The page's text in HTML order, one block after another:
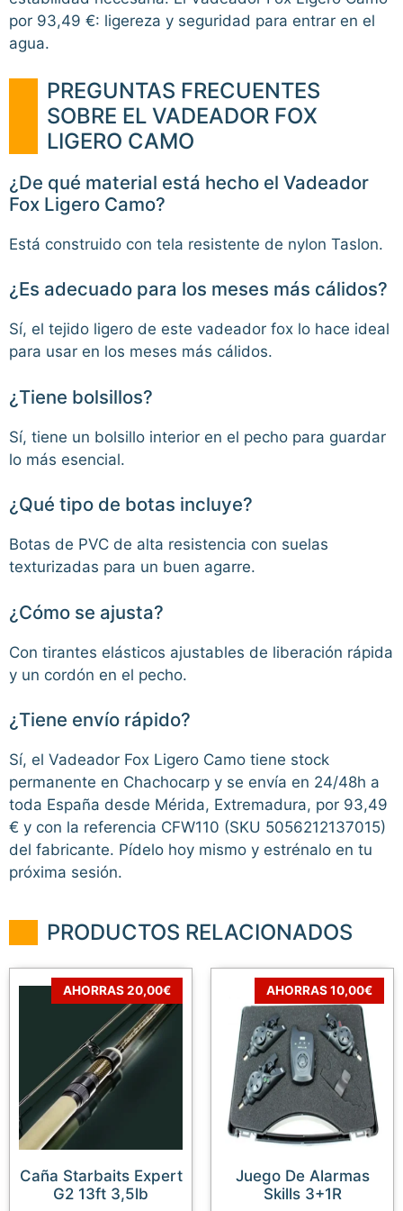
por 93,49 €: ligereza y seguridad para entrar en el
agua.
PREGUNTAS FRECUENTES
SOBRE EL VADEADOR FOX
LIGERO CAMO
¿De qué material está hecho el Vadeador
Fox Ligero Camo?
Está construido con tela resistente de nylon Taslon.
¿Es adecuado para los meses más cálidos?
Sí, el tejido ligero de este vadeador fox lo hace ideal
para usar en los meses más cálidos.
¿Tiene bolsillos?
Sí, tiene un bolsillo interior en el pecho para guardar
lo más esencial.
¿Qué tipo de botas incluye?
Botas de PVC de alta resistencia con suelas
texturizadas para un buen agarre.
¿Cómo se ajusta?
Con tirantes elásticos ajustables de liberación rápida
y un cordón en el pecho.
¿Tiene envío rápido?
Sí, el Vadeador Fox Ligero Camo tiene stock
permanente en Chachocarp y se envía en 24/48h a
toda España desde Mérida, Extremadura, por 93,49
€ y con la referencia CFW110 (SKU 5056212137015)
del fabricante. Pídelo hoy mismo y estrénalo en tu
próxima sesión.
PRODUCTOS RELACIONADOS
AHORRAS 20,00€
Caña Starbaits Expert
G2 13ft 3,5lb
AHORRAS 10,00€
Juego De Alarmas
Skills 3+1R